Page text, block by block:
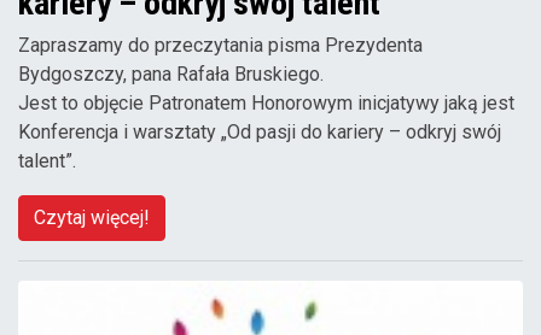
Zapraszamy do przeczytania pisma Prezydenta
Bydgoszczy, pana Rafała Bruskiego.
Jest to objęcie Patronatem Honorowym inicjatywy jaką jest
Konferencja i warsztaty „Od pasji do kariery – odkryj swój
talent”.
Czytaj więcej!